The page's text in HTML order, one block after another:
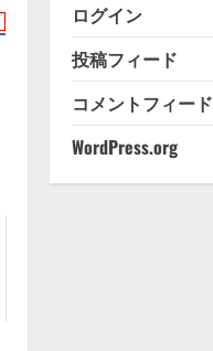
ログイン
投稿フィード
コメントフィード
WordPress.org